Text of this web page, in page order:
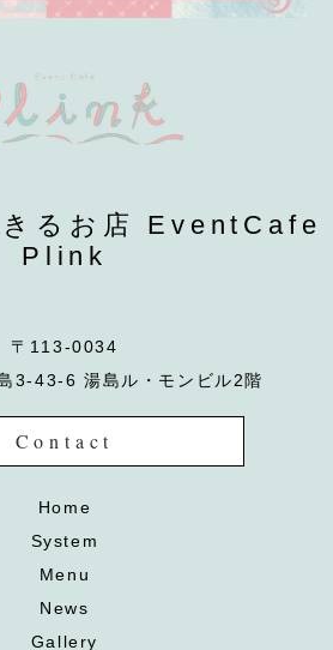
きるお店 EventCafe
Plink
〒113-0034
3-43-6 湯島ル・モンビル2階
Contact
Home
System
Menu
News
Gallery